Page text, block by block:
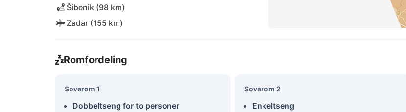
Šibenik (98 km)
Zadar (155 km)
Romfordeling
Soverom 1
Dobbeltseng for to personer
Soverom 2
Enkeltseng